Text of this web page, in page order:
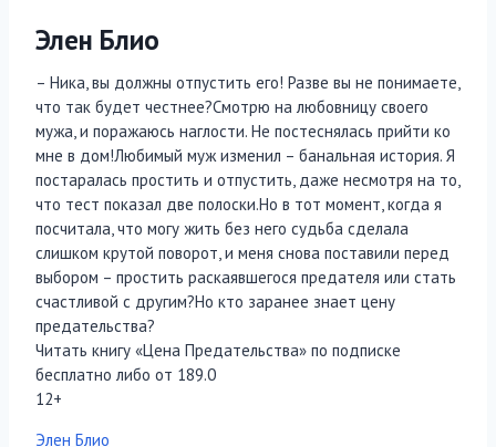
Элен Блио
– Ника, вы должны отпустить его! Разве вы не понимаете,
что так будет честнее?Смотрю на любовницу своего
мужа, и поражаюсь наглости. Не постеснялась прийти ко
мне в дом!Любимый муж изменил – банальная история. Я
постаралась простить и отпустить, даже несмотря на то,
что тест показал две полоски.Но в тот момент, когда я
посчитала, что могу жить без него судьба сделала
слишком крутой поворот, и меня снова поставили перед
выбором – простить раскаявшегося предателя или стать
счастливой с другим?Но кто заранее знает цену
предательства?
Читать книгу «Цена Предательства» по подписке
бесплатно либо от 189.0
12+
Метки
Элен Блио